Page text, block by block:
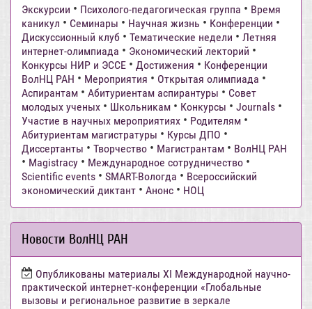
Экскурсии • Психолого-педагогическая группа • Время
каникул • Семинары • Научная жизнь • Конференции •
Дискуссионный клуб • Тематические недели • Летняя
интернет-олимпиада • Экономический лекторий •
Конкурсы НИР и ЭССЕ • Достижения • Конференции
ВолНЦ РАН • Мероприятия • Открытая олимпиада •
Аспирантам • Абитуриентам аспирантуры • Совет
молодых ученых • Школьникам • Конкурсы • Journals •
Участие в научных мероприятиях • Родителям •
Абитуриентам магистратуры • Курсы ДПО •
Диссертанты • Творчество • Магистрантам • ВолНЦ РАН
• Magistracy • Международное сотрудничество •
Scientific events • SMART-Вологда • Всероссийский
экономический диктант • Анонс • НОЦ
Новости ВолНЦ РАН
Опубликованы материалы XI Международной научно-
практической интернет-конференции «Глобальные
вызовы и региональное развитие в зеркале